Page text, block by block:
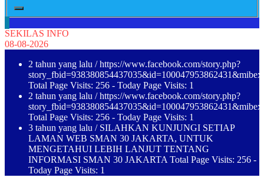
SEKILAS INFO
08-08-2026
2 tahun yang lalu / https://www.facebook.com/story.php?
Total Page Visits: 256 - Today Page Visits: 1
2 tahun yang lalu / https://www.facebook.com/story.php?
Total Page Visits: 256 - Today Page Visits: 1
3 tahun yang lalu / SILAHKAN KUNJUNGI SETIAP
LAMAN WEB SMAN 30 JAKARTA, UNTUK
MENGETAHUI LEBIH LANJUT TENTANG
INFORMASI SMAN 30 JAKARTA Total Page Visits: 256 -
Today Page Visits: 1